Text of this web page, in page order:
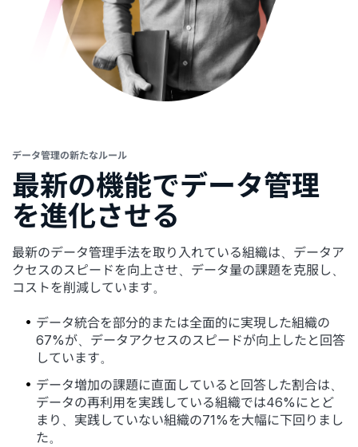
データ管理の新たなルール
最新の機能でデータ管理
を進化させる
最新のデータ管理手法を取り入れている組織は、データア
クセスのスピードを向上させ、データ量の課題を克服し、
コストを削減しています。
データ統合を部分的または全面的に実現した組織の
67%が、データアクセスのスピードが向上したと回答
しています。
データ増加の課題に直面していると回答した割合は、
データの再利用を実践している組織では46%にとど
まり、実践していない組織の71%を大幅に下回りまし
た。